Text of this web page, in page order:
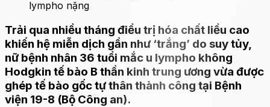
lympho nặng
Trải qua nhiều tháng điều trị hóa chất liều cao
khiến hệ miễn dịch gần như ‘trắng’ do suy tủy,
nữ bệnh nhân 36 tuổi mắc u lympho không
Hodgkin tế bào B thần kinh trung ương vừa được
ghép tế bào gốc tự thân thành công tại Bệnh
viện 19-8 (Bộ Công an).